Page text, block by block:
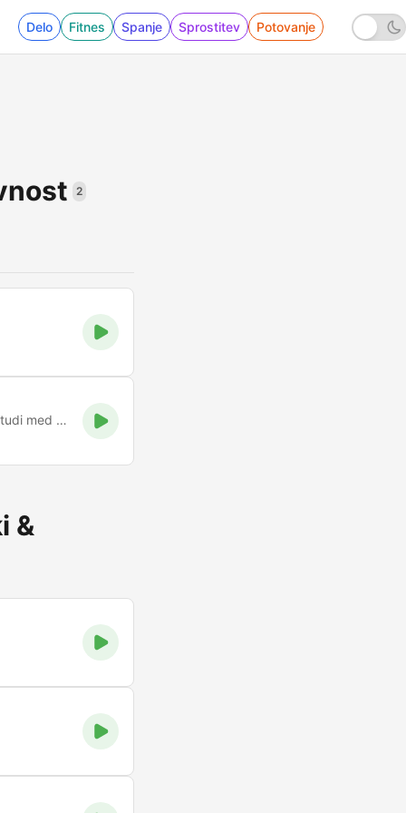
Delo Fitnes Spanje Sprostitev Potovanje
2
AVE MARIJA . Mir mora zavladati med človekom in Bogom, a tudi med ljudmi! Ste na valovih vašega najboljšega katoliškega radija Mir Slovenija. Naj vam bo molitev Sreča!
&